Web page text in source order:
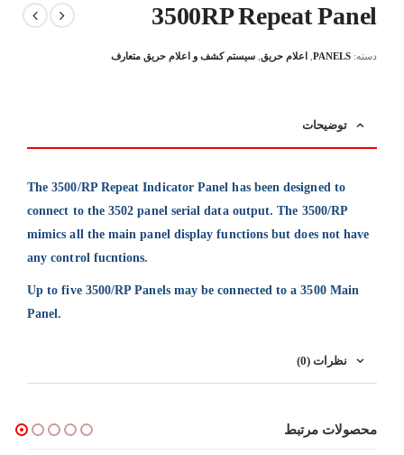
3500RP Repeat Panel
دسته: PANELS اعلام حریق سیستم کشف و اعلام حریق متعارف
توضیحات
The 3500/RP Repeat Indicator Panel has been designed to
connect to the 3502 panel serial data output. The 3500/RP
mimics all the main panel display functions but does not have
any control fucntions.
Up to five 3500/RP Panels may be connected to a 3500 Main
Panel.
نظرات (0)
محصولات مرتبط